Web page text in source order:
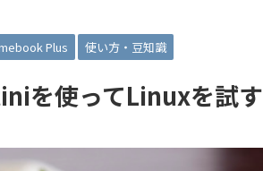
Plus 使い方・豆知識
を使ってLinuxを試す